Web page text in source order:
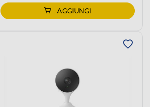
AGGIUNGI